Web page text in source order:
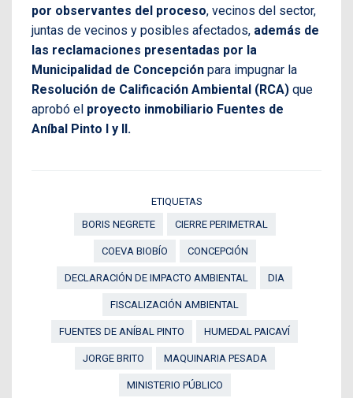
por observantes del proceso, vecinos del sector,
juntas de vecinos y posibles afectados, además de
las reclamaciones presentadas por la
Municipalidad de Concepción para impugnar la
Resolución de Calificación Ambiental (RCA) que
aprobó el proyecto inmobiliario Fuentes de
Aníbal Pinto I y II.
ETIQUETAS
BORIS NEGRETE
CIERRE PERIMETRAL
COEVA BIOBÍO CONCEPCIÓN
DECLARACIÓN DE IMPACTO AMBIENTAL DIA
FISCALIZACIÓN AMBIENTAL
FUENTES DE ANÍBAL PINTO HUMEDAL PAICAVÍ
JORGE BRITO MAQUINARIA PESADA
MINISTERIO PÚBLICO